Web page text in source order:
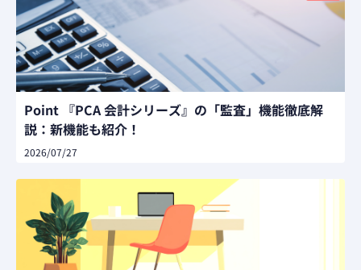
Point 『PCA 会計シリーズ』の「監査」機能徹底解
説：新機能も紹介！
2026/07/27